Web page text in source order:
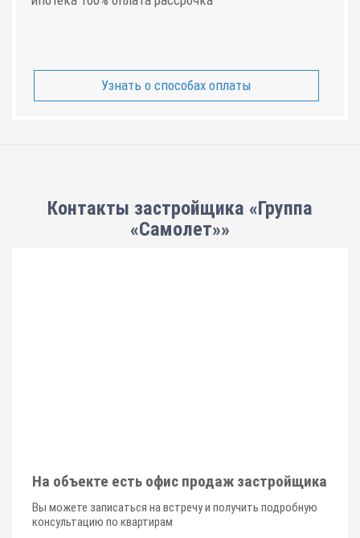
Узнать о способах оплаты
Контакты застройщика «Группа
«Самолет»»
На объекте есть офис продаж застройщика
Вы можете записаться на встречу и получить подробную
консультацию по квартирам